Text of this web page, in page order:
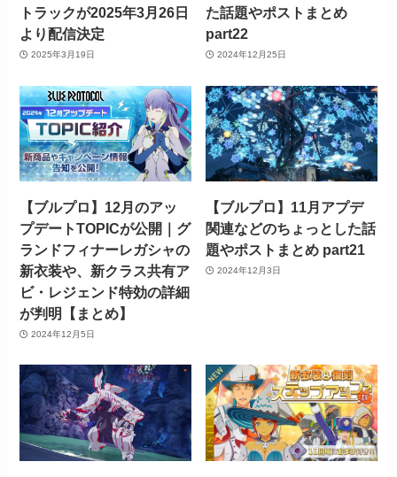
トラックが2025年3月26日
より配信決定
2025年3月19日
た話題やポストまとめ
part22
2024年12月25日
【ブルプロ】12月のアッ
プデートTOPICが公開｜グ
ランドフィナーレガシャの
新衣装や、新クラス共有ア
ビ・レジェンド特効の詳細
が判明【まとめ】
2024年12月5日
【ブルプロ】11月アプデ
関連などのちょっとした話
題やポストまとめ part21
2024年12月3日